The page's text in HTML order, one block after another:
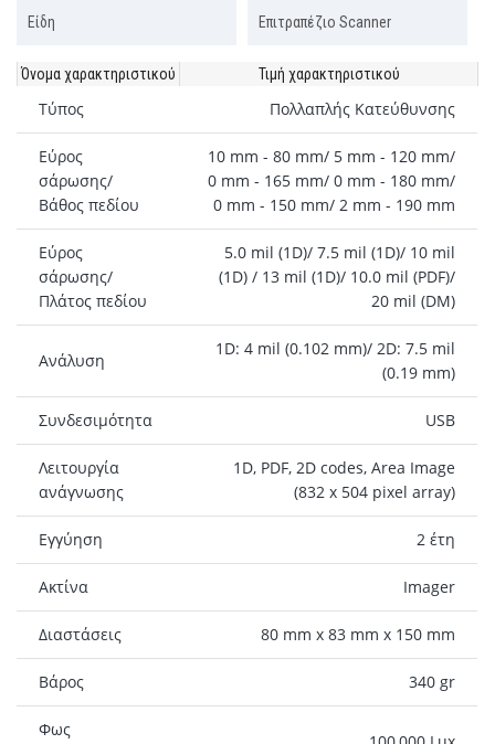
Είδη Επιτραπέζιο Scanner
Όνομα χαρακτηριστικού Τιμή χαρακτηριστικού
Τύπος Πολλαπλής Κατεύθυνσης
Εύρος
σάρωσης/
Βάθος πεδίου
10 mm - 80 mm/ 5 mm - 120 mm/
0 mm - 165 mm/ 0 mm - 180 mm/
0 mm - 150 mm/ 2 mm - 190 mm
Εύρος
σάρωσης/
Πλάτος πεδίου
5.0 mil (1D)/ 7.5 mil (1D)/ 10 mil
(1D) / 13 mil (1D)/ 10.0 mil (PDF)/
20 mil (DM)
Ανάλυση
1D: 4 mil (0.102 mm)/ 2D: 7.5 mil
(0.19 mm)
Συνδεσιμότητα USB
Λειτουργία
ανάγνωσης
1D, PDF, 2D codes, Area Image
(832 x 504 pixel array)
Εγγύηση 2 έτη
Ακτίνα Imager
Διαστάσεις 80 mm x 83 mm x 150 mm
Βάρος 340 gr
Φως